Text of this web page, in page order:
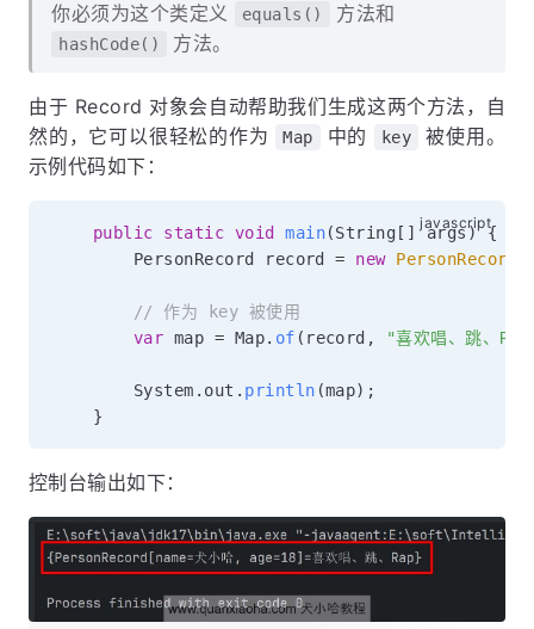
你必须为这个类定义
equals() 方法和
hashCode() 方法。
由于 Record 对象会自动帮助我们生成这两个方法，自
然的，它可以很轻松的作为
Map 中的 key
被使用。
示例代码如下：
public static void main(String [ ] args)
{
        PersonRecord record
= new PersonRecord
// 作为 key 被使用
var map = Map. of ( record , "喜欢唱、跳、
        System
. out . println (map) ;
}
控制台输出如下：